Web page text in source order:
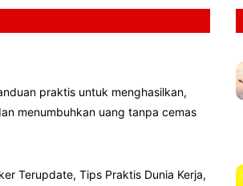
praktis untuk menghasilkan,
menumbuhkan uang tanpa cemas
Terupdate, Tips Praktis Dunia Kerja,